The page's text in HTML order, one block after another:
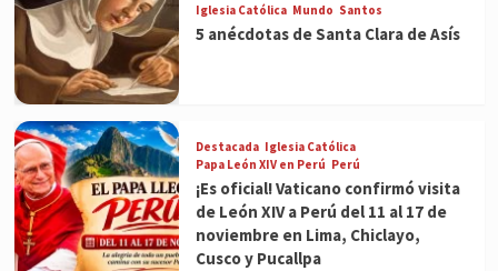
Iglesia Católica Mundo Santos
5 anécdotas de Santa Clara de Asís
Destacada Iglesia Católica
Papa León XIV en Perú Perú
¡Es oficial! Vaticano confirmó visita
de León XIV a Perú del 11 al 17 de
noviembre en Lima, Chiclayo,
Cusco y Pucallpa